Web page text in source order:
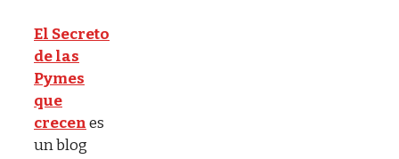
El Secreto
de las
Pymes
que
crecenes
un blog